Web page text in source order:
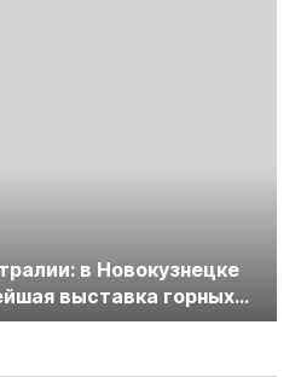
в Новокузнецке
выставка горных
Уголь России и